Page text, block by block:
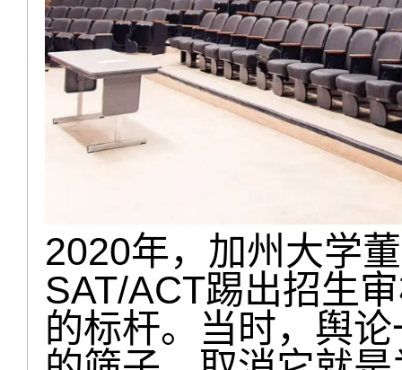
2020年，加州大学
SAT/ACT踢出招生
的标杆。当时，舆